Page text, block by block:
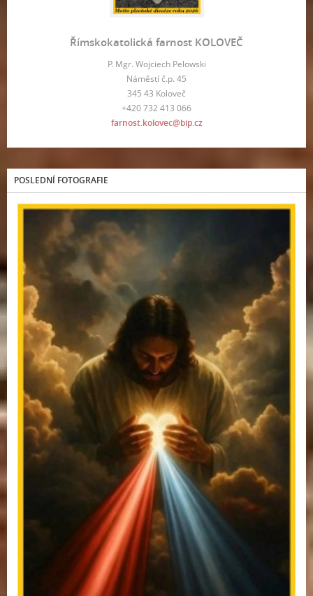
Římskokatolická farnost KOLOVEČ
P. Mgr. Wojciech Pelowski
Náměstí č.p. 45
345 43 Koloveč
+420 732 413 066
farnost.kolovec@bip.cz
POSLEDNÍ FOTOGRAFIE